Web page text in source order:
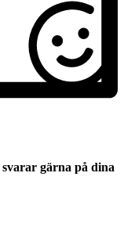
gärna på dina